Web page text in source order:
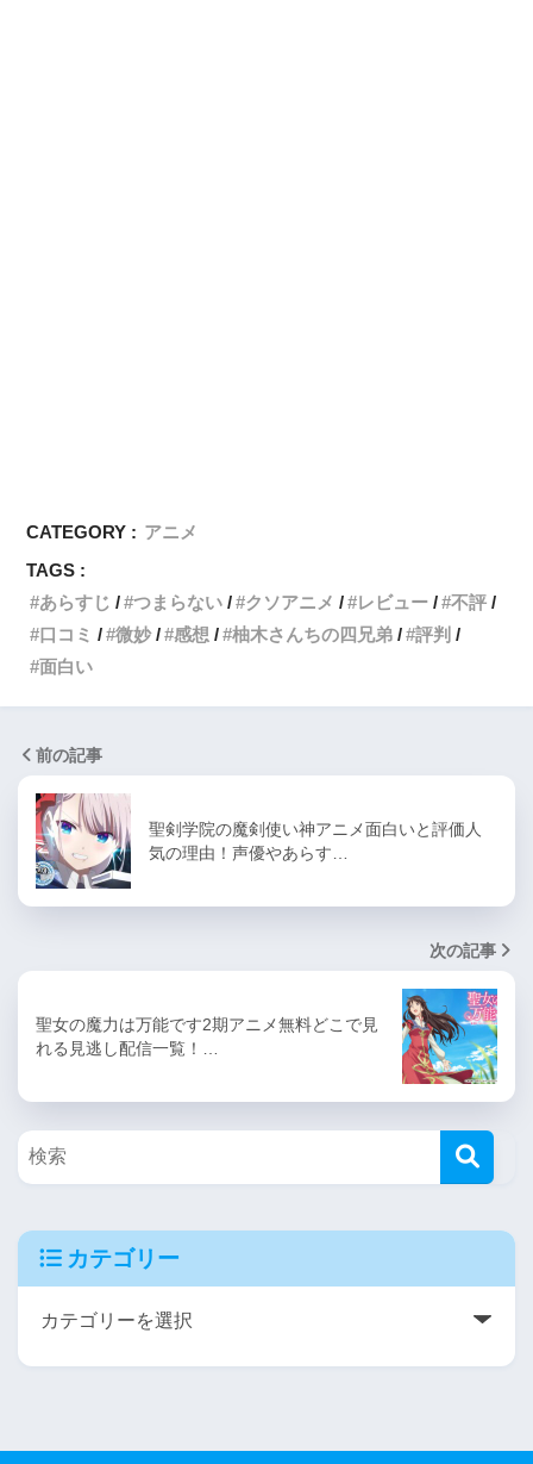
CATEGORY : アニメ
TAGS :
あらすじ
つまらない クソアニメ レビュー
不評
口コミ
微妙 感想 柚木さんちの四兄弟
評判
面白い
前の記事
聖剣学院の魔剣使い神アニメ面白いと評価人
気の理由！声優やあらす…
次の記事
聖女の魔力は万能です2期アニメ無料どこで見
れる見逃し配信一覧！…
カテゴリー